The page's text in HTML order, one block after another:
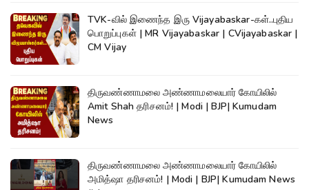
TVK-வில் இணைந்த இரு Vijayabaskar-கள்..புதிய
பொறுப்புகள் | MR Vijayabaskar | CVijayabaskar |
CM Vijay
திருவண்ணாமலை அண்ணாமலையார் கோயிலில்
Amit Shah தரிசனம்! | Modi | BJP| Kumudam
News
திருவண்ணாமலை அண்ணாமலையார் கோயிலில்
அமித்ஷா தரிசனம்! | Modi | BJP| Kumudam News